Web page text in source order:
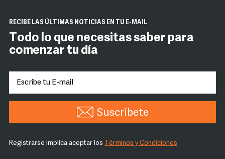
RECIBE LAS ÚLTIMAS NOTICIAS EN TU E-MAIL
Todo lo que necesitas saber para
comenzar tu día
Suscríbete
Registrarse implica aceptar los Términos y Condiciones